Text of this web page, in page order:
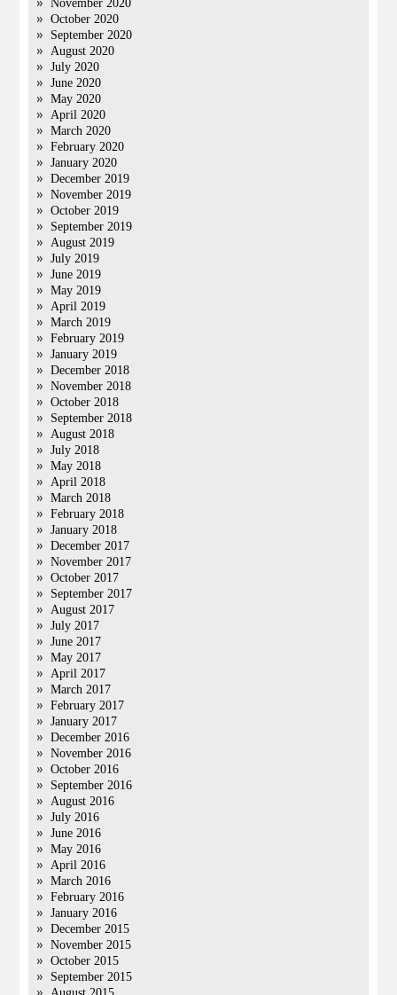
November 2020
October 2020
September 2020
August 2020
July 2020
June 2020
May 2020
April 2020
March 2020
February 2020
January 2020
December 2019
November 2019
October 2019
September 2019
August 2019
July 2019
June 2019
May 2019
April 2019
March 2019
February 2019
January 2019
December 2018
November 2018
October 2018
September 2018
August 2018
July 2018
May 2018
April 2018
March 2018
February 2018
January 2018
December 2017
November 2017
October 2017
September 2017
August 2017
July 2017
June 2017
May 2017
April 2017
March 2017
February 2017
January 2017
December 2016
November 2016
October 2016
September 2016
August 2016
July 2016
June 2016
May 2016
April 2016
March 2016
February 2016
January 2016
December 2015
November 2015
October 2015
September 2015